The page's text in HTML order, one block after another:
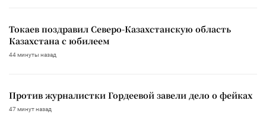
Токаев поздравил Северо-Казахстанскую область
Казахстана с юбилеем
44 минуты назад
Против журналистки Гордеевой завели дело о фейках
47 минут назад